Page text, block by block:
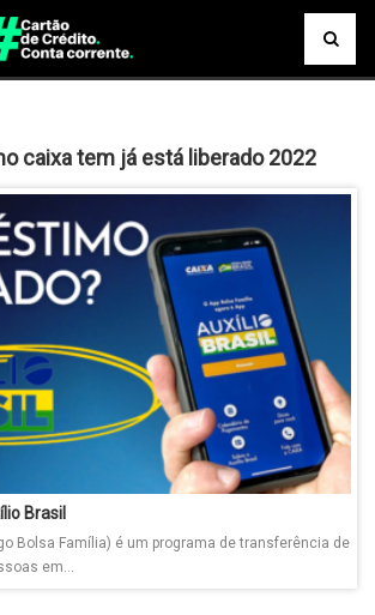
caixa tem já está liberado 2022
Brasil
Bolsa Família) é um programa de transferência de
em...